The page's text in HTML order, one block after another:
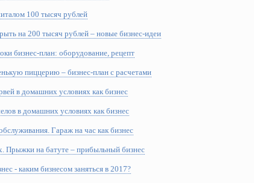
100 тысяч рублей
на 200 тысяч рублей – новые бизнес-идеи
бизнес-план: оборудование, рецепт
пиццерию – бизнес-план с расчетами
в домашних условиях как бизнес
в домашних условиях как бизнес
Гараж на час как бизнес
Прыжки на батуте – прибыльный бизнес
- каким бизнесом заняться в 2017?